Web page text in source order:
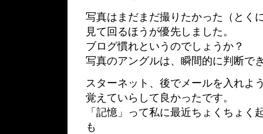
写真はまだまだ撮りたかった（とく
見て回るほうが優先しました。
ブログ慣れというのでしょうか？
写真のアングルは、瞬間的に判断で
スターネット、後でメールを入れよ
覚えていらして良かったです。
「記憶」って私に最近ちょくちょく
も